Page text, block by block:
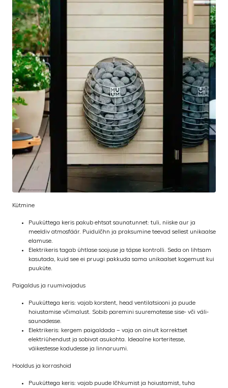
Kütmine
Puuküttega keris pakub ehtsat saunatunnet: tuli, niiske aur ja
meeldiv atmosfäär. Puidulõhn ja praksumine teevad sellest unikaalse
elamuse.
Elektrikeris tagab ühtlase soojuse ja täpse kontrolli. Seda on lihtsam
kasutada, kuid see ei pruugi pakkuda sama unikaalset kogemust kui
puuküte.
Paigaldus ja ruumivajadus
Puuküttega keris: vajab korstent, head ventilatsiooni ja puude
hoiustamise võimalust. Sobib paremini suurematesse sise- või väli­
saunadesse.
Elektrikeris: kergem paigaldada – vaja on ainult korrektset
elektriühendust ja sobivat asukohta. Ideaalne korteritesse,
väikestesse kodudesse ja linnaruumi.
Hooldus ja korrashoid
Puuküttega keris: vajab puude lõhkumist ja hoiustamist, tuha